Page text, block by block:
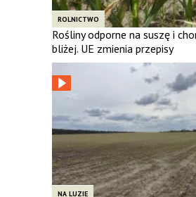
ROLNICTWO
Rośliny odporne na suszę i
bliżej. UE zmienia przepisy
NA LUZIE